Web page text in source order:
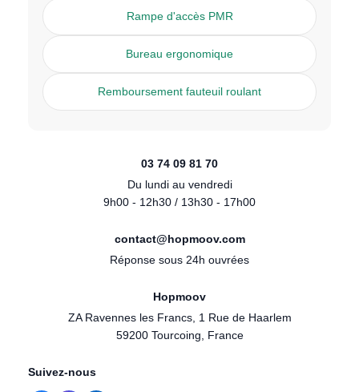
Rampe d'accès PMR
Bureau ergonomique
Remboursement fauteuil roulant
03 74 09 81 70
Du lundi au vendredi
9h00 - 12h30 / 13h30 - 17h00
contact@hopmoov.com
Réponse sous 24h ouvrées
Hopmoov
ZA Ravennes les Francs, 1 Rue de Haarlem
59200 Tourcoing, France
Suivez-nous